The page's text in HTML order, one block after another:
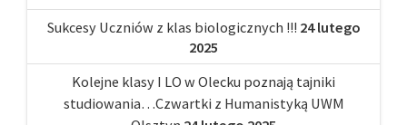
Sukcesy Uczniów z klas biologicznych !!! 24 lutego
2025
Kolejne klasy I LO w Olecku poznają tajniki
studiowania…Czwartki z Humanistyką UWM